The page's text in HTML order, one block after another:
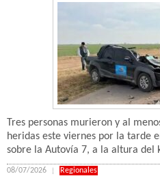
Tres personas murieron y al
heridas este viernes por la tarde
sobre la Autovía 7, a la altura del
08/07/2026 Regionales